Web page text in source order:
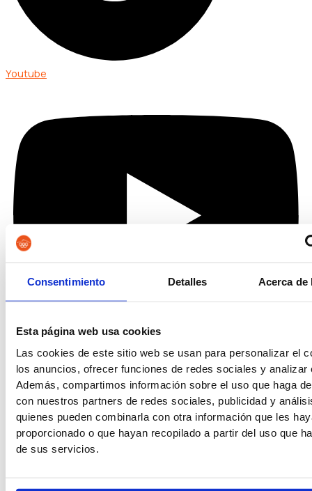
Consentimiento Detalles Acerca de
Esta página web usa cookies
Las cookies de este sitio web se usan para personalizar el
los anuncios, ofrecer funciones de redes sociales y analizar
Además, compartimos información sobre el uso que haga
con nuestros partners de redes sociales, publicidad y
quienes pueden combinarla con otra información que les
proporcionado o que hayan recopilado a partir del uso que
de sus servicios.
Youtube